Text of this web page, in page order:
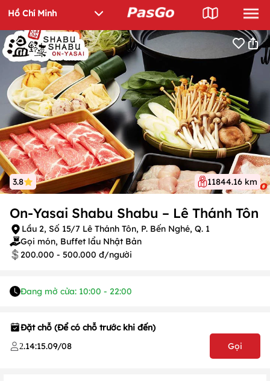
3.8 11844.16 km
On-Yasai Shabu Shabu – Lê Thánh Tôn
Lầu 2, Số 15/7 Lê Thánh Tôn, P. Bến Nghé, Q. 1
Gọi món, Buffet lẩu Nhật Bản
200.000 - 500.000 đ/người
Đang mở cửa: 10:00 - 22:00
Đặt chỗ (Để có chỗ trước khi đến)
2.14:15.09/08 Gọi